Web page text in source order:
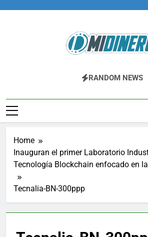
Fintech, Criptomonedas
RANDOM NEWS
Home
Inauguran el primer Laboratorio
Tecnología Blockchain enfocado en
Tecnalia-BN-300ppp